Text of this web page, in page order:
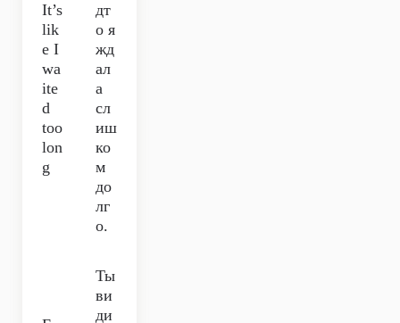
It’s
lik
e I
wa
ite
d
too
lon
g
дт
о я
жд
ал
а
сл
иш
ко
м
до
лг
о.
Ты
ви
ди